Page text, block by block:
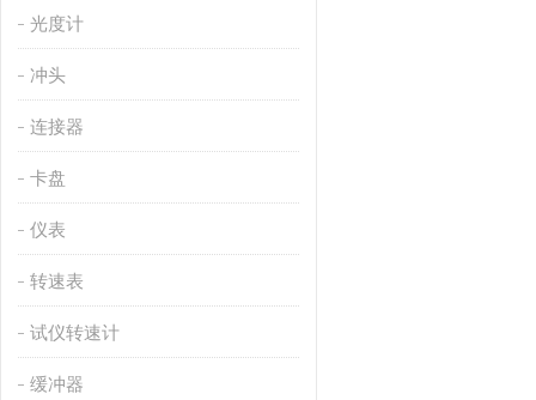
光度计
冲头
连接器
卡盘
仪表
转速表
试仪转速计
缓冲器